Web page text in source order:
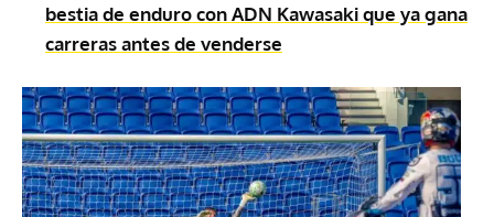
bestia de enduro con ADN Kawasaki que ya gana
carreras antes de venderse